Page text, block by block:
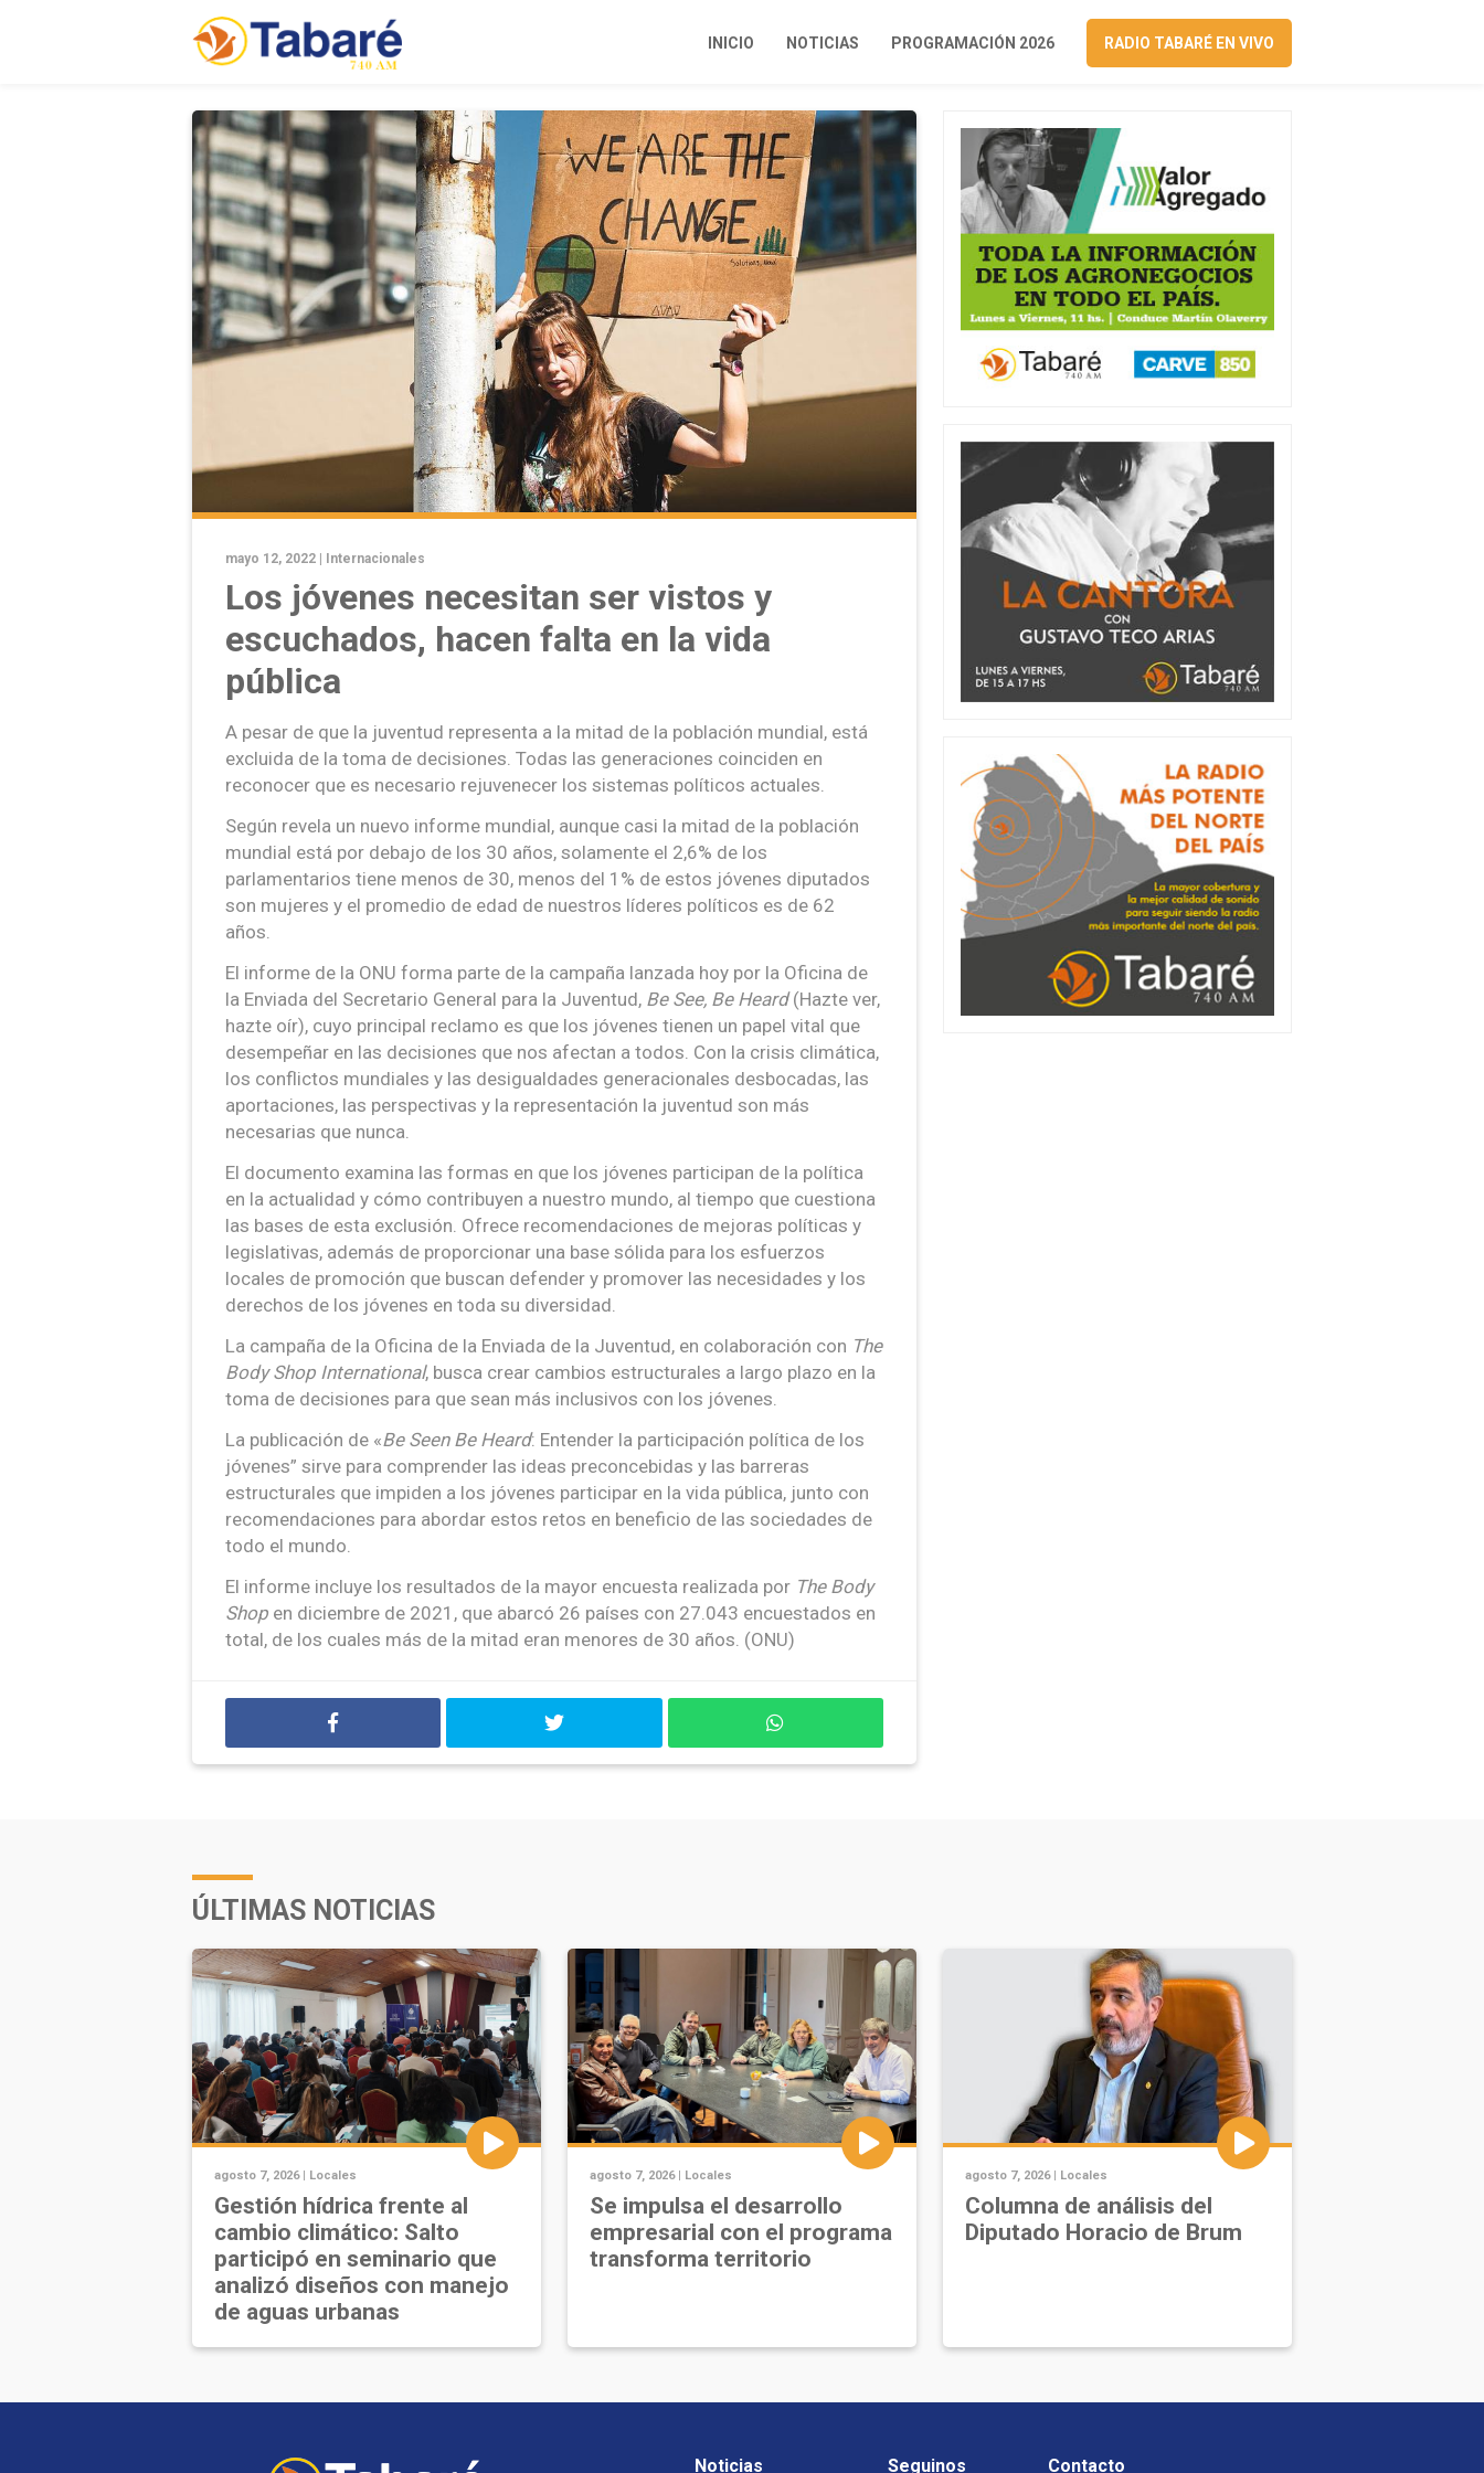
INICIO NOTICIAS PROGRAMACIÓN 2026 RADIO TABARÉ EN VIVO
mayo 12, 2022 | Internacionales
Los jóvenes necesitan ser vistos y
escuchados, hacen falta en la vida
pública
A pesar de que la juventud representa a la mitad de la población mundial, está
excluida de la toma de decisiones. Todas las generaciones coinciden en
reconocer que es necesario rejuvenecer los sistemas políticos actuales.
Según revela un nuevo informe mundial, aunque casi la mitad de la población
mundial está por debajo de los 30 años, solamente el 2,6% de los
parlamentarios tiene menos de 30, menos del 1% de estos jóvenes diputados
son mujeres y el promedio de edad de nuestros líderes políticos es de 62
años.
El informe de la ONU forma parte de la campaña lanzada hoy por la Oficina de
la Enviada del Secretario General para la Juventud, Be See, Be Heard(Hazte ver,
hazte oír), cuyo principal reclamo es que los jóvenes tienen un papel vital que
desempeñar en las decisiones que nos afectan a todos. Con la crisis climática,
los conflictos mundiales y las desigualdades generacionales desbocadas, las
aportaciones, las perspectivas y la representación la juventud son más
necesarias que nunca.
El documento examina las formas en que los jóvenes participan de la política
en la actualidad y cómo contribuyen a nuestro mundo, al tiempo que cuestiona
las bases de esta exclusión. Ofrece recomendaciones de mejoras políticas y
legislativas, además de proporcionar una base sólida para los esfuerzos
locales de promoción que buscan defender y promover las necesidades y los
derechos de los jóvenes en toda su diversidad.
La campaña de la Oficina de la Enviada de la Juventud, en colaboración con The
Body Shop International, busca crear cambios estructurales a largo plazo en la
toma de decisiones para que sean más inclusivos con los jóvenes.
La publicación de «Be Seen Be Heard: Entender la participación política de los
jóvenes” sirve para comprender las ideas preconcebidas y las barreras
estructurales que impiden a los jóvenes participar en la vida pública, junto con
recomendaciones para abordar estos retos en beneficio de las sociedades de
todo el mundo.
El informe incluye los resultados de la mayor encuesta realizada por The Body
Shop en diciembre de 2021, que abarcó 26 países con 27.043 encuestados en
total, de los cuales más de la mitad eran menores de 30 años. (ONU)
ÚLTIMAS NOTICIAS
agosto 7, 2026 | Locales
Gestión hídrica frente al
cambio climático: Salto
participó en seminario que
analizó diseños con manejo
de aguas urbanas
agosto 7, 2026 | Locales
Se impulsa el desarrollo
empresarial con el programa
transforma territorio
agosto 7, 2026 | Locales
Columna de análisis del
Diputado Horacio de Brum
Noticias Seguinos Contacto